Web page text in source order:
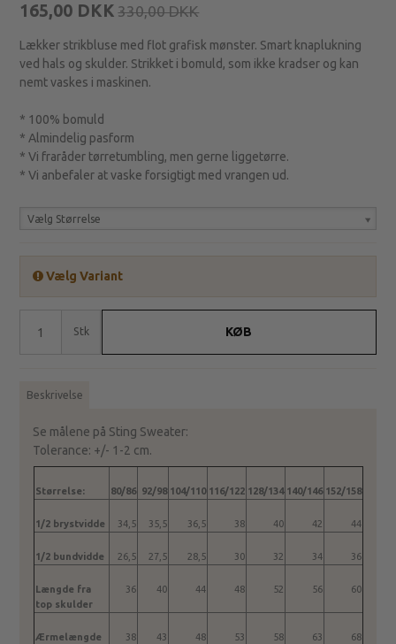
165,00 DKK 330,00 DKK
Lækker strikbluse med flot grafisk mønster. Smart knaplukning
ved hals og skulder. Strikket i bomuld, som ikke kradser og kan
nemt vaskes i maskinen.
* 100% bomuld
* Almindelig pasform
* Vi fraråder tørretumbling, men gerne liggetørre.
* Vi anbefaler at vaske forsigtigt med vrangen ud.
Vælg Størrelse
Vælg Variant
Stk KØB
Beskrivelse
Se målene på Sting Sweater:
Tolerance: +/- 1-2 cm.
Størrelse: 80/86 92/98 104/110 116/122 128/134 140/146 152/158
1/2 brystvidde 34,5 35,5 36,5 38 40 42 44
1/2 bundvidde 26,5 27,5 28,5 30 32 34 36
Længde fra
top skulder
36 40 44 48 52 56 60
Ærmelængde
38 43 48 53 58 63 68